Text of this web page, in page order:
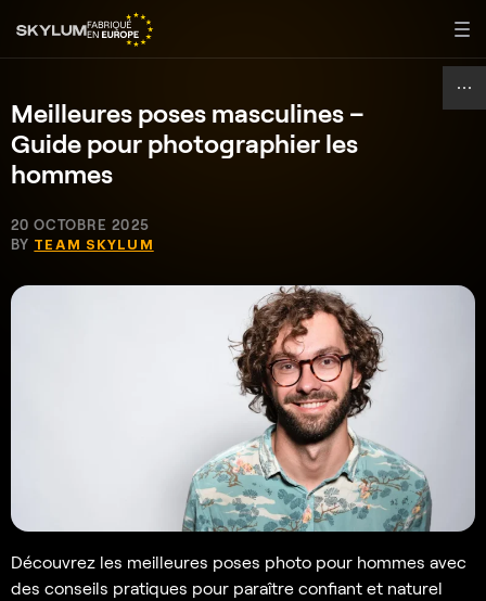
Meilleures poses masculines –
Guide pour photographier les
hommes
20 OCTOBRE 2025
BY TEAM SKYLUM
Découvrez les meilleures poses photo pour hommes avec
des conseils pratiques pour paraître confiant et naturel